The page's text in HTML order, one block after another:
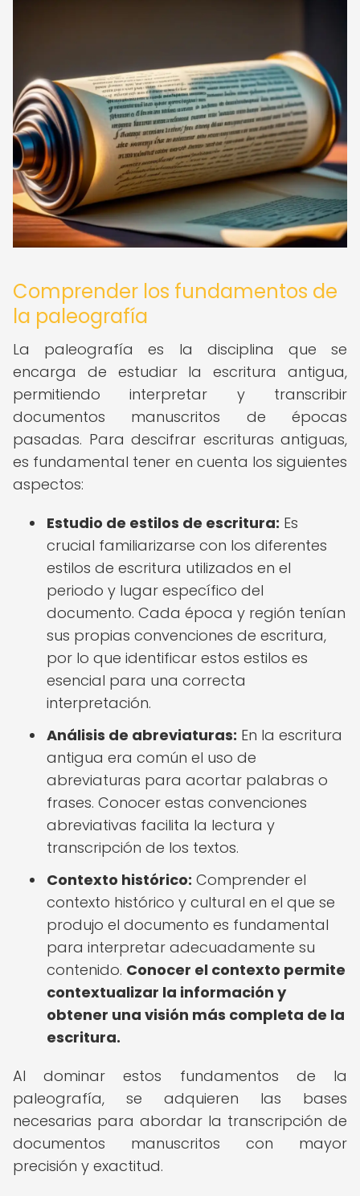
Comprender los fundamentos de
la paleografía
La paleografía es la disciplina que se
encarga de estudiar la escritura antigua,
permitiendo interpretar y transcribir
documentos manuscritos de épocas
pasadas. Para descifrar escrituras antiguas,
es fundamental tener en cuenta los siguientes
aspectos:
Estudio de estilos de escritura: Es
crucial familiarizarse con los diferentes
estilos de escritura utilizados en el
periodo y lugar específico del
documento. Cada época y región tenían
sus propias convenciones de escritura,
por lo que identificar estos estilos es
esencial para una correcta
interpretación.
Análisis de abreviaturas: En la escritura
antigua era común el uso de
abreviaturas para acortar palabras o
frases. Conocer estas convenciones
abreviativas facilita la lectura y
transcripción de los textos.
Contexto histórico: Comprender el
contexto histórico y cultural en el que se
produjo el documento es fundamental
para interpretar adecuadamente su
contenido. Conocer el contexto permite
contextualizar la información y
obtener una visión más completa de la
escritura.
Al dominar estos fundamentos de la
paleografía, se adquieren las bases
necesarias para abordar la transcripción de
documentos manuscritos con mayor
precisión y exactitud.